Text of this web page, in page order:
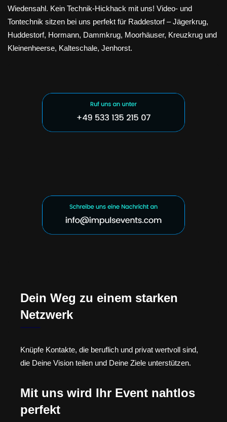
Wiedensahl. Kein Technik-Hickhack mit uns! Video- und
Tontechnik sitzen bei uns perfekt für Raddestorf – Jägerkrug,
Huddestorf, Hormann, Dammkrug, Moorhäuser, Kreuzkrug und
Kleinenheerse, Kalteschale, Jenhorst.
Dein Weg zu einem starken
Netzwerk
Knüpfe Kontakte, die beruflich und privat wertvoll sind,
die Deine Vision teilen und Deine Ziele unterstützen.
Mit uns wird Ihr Event nahtlos
perfekt